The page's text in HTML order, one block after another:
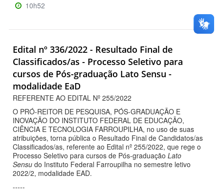
10h52
Edital nº 336/2022 - Resultado Final de
Classificados/as - Processo Seletivo para
cursos de Pós-graduação Lato Sensu -
modalidade EaD
REFERENTE AO EDITAL Nº 255/2022
O PRÓ-REITOR DE PESQUISA, PÓS-GRADUAÇÃO E
INOVAÇÃO DO INSTITUTO FEDERAL DE EDUCAÇÃO,
CIÊNCIA E TECNOLOGIA FARROUPILHA, no uso de suas
atribuições, torna pública o Resultado Final de Candidatos/as
Classificados/as, referente ao Edital nº 255/2022, que rege o
Processo Seletivo para cursos de Pós-graduação Lato
Sensu do Instituto Federal Farroupilha no semestre letivo
2022/2, modalidade EAD.
-----